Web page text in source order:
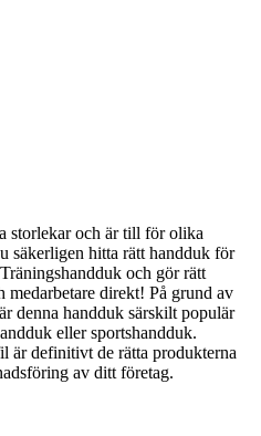
storlekar och är till för olika
säkerligen hitta rätt handduk för
och gör rätt
direkt! På grund av
denna handduk särskilt populär
eller sportshandduk.
är definitivt de rätta produkterna
av ditt företag.